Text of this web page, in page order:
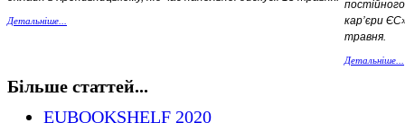
Детальніше...
кар’єри
травня.
Детальніше...
Більше статтей...
EUBOOKSHELF 2020